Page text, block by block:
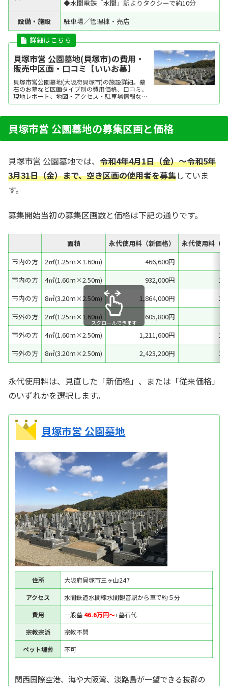
◆水間電鉄「水間」駅よりタクシーで約10分
設備・施設
駐車場／管理棟・売店
貝塚市営 公園墓地(貝塚市)の費用・
販売中区画・口コミ【いいお墓】
貝塚市営公園墓地(大阪府貝塚市)の施設詳細。墓
石のお墓など区画タイプ別の費用価格、口コミ、
現地レポート、地図・アクセス・駐車場情報など
を掲載。霊園・墓地をお探しなら日本最大級のお
い。資料請求・見学予約・お墓の相談はすべて無
料！建墓のポイント、石材店の選び方など、お墓
探しに役立つ...
貝塚市営 公園墓地の募集区画と価格
貝塚市営 公園墓地では、 令和4年4月1日（金）～令和5年
3月31日（金）まで、空き区画の使用者を募集していま
す。
募集開始当初の募集区画数と価格は下記の通りです。
面積 永代使用料（新価格）
永代使用料（
市内の方
2㎡(1.25ｍ×1.60m) 466,600円
市内の方
4㎡(1.60ｍ×2.50m) 932,000円
市内の方
8㎡(3.20ｍ×2.50m) 1,864,000円
市外の方
2㎡(1.25ｍ×1.60m) 605,800円
市外の方
4㎡(1.60ｍ×2.50m) 1,211,600円
市外の方
8㎡(3.20ｍ×2.50m) 2,423,200円
スクロールできます
永代使用料は、見直した「新価格」、または「従来価格」
のいずれかを選択します。
貝塚市営 公園墓地
住所
大阪府貝塚市三ヶ山247
アクセス
水間鉄道水間線水間観音駅から車で約５分
費用
一般墓 46.6万円〜+墓石代
宗教宗派
宗教不問
ペット埋葬
不可
関西国際空港、海や大阪湾、淡路島が一望できる抜群の